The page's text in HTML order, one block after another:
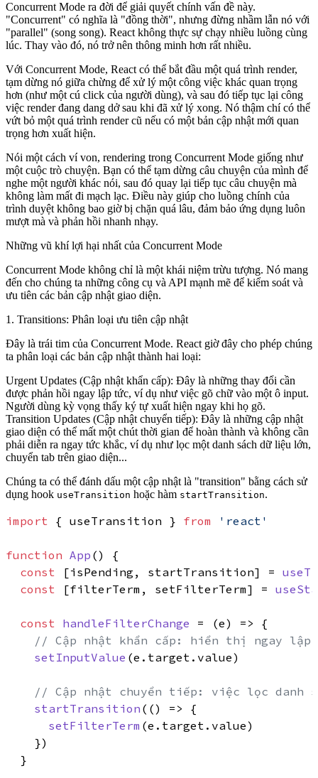
Concurrent Mode ra đời để giải quyết chính vấn đề này.
"Concurrent" có nghĩa là "đồng thời", nhưng đừng nhầm lẫn nó với
"parallel" (song song). React không thực sự chạy nhiều luồng cùng
lúc. Thay vào đó, nó trở nên thông minh hơn rất nhiều.
Với Concurrent Mode, React có thể bắt đầu một quá trình render,
tạm dừng nó giữa chừng để xử lý một công việc khác quan trọng
hơn (như một cú click của người dùng), và sau đó tiếp tục lại công
việc render đang dang dởsau khi đã xử lý xong. Nó thậm chí có thể
vứt bỏ một quá trình render cũ nếu có một bản cập nhật mới quan
trọng hơn xuất hiện.
Nói một cách ví von, rendering trong Concurrent Mode giống như
một cuộc trò chuyện. Bạn có thể tạm dừng câu chuyện của mình để
nghe một người khác nói, sau đó quay lại tiếp tục câu chuyện mà
không làm mất đi mạch lạc. Điều này giúp cho luồng chính của
trình duyệt không bao giờ bị chặn quá lâu, đảm bảo ứng dụng luôn
mượt mà và phản hồi nhanh nhạy.
Những vũ khí lợi hại nhất của Concurrent Mode
Concurrent Mode không chỉ là một khái niệm trừu tượng. Nó mang
đến cho chúng ta những công cụ và API mạnh mẽ để kiểm soát và
ưu tiên các bản cập nhật giao diện.
1. Transitions: Phân loại ưu tiên cập nhật
Đây là trái tim của Concurrent Mode. React giờ đây cho phép chúng
ta phân loại các bản cập nhật thành hai loại:
Urgent Updates (Cập nhật khẩn cấp): Đây là những thay đổi cần
được phản hồi ngay lập tức, ví dụ như việc gõ chữ vào một ô input.
Người dùng kỳ vọng thấy ký tự xuất hiện ngay khi họ gõ.
Transition Updates (Cập nhật chuyển tiếp): Đây là những cập nhật
giao diện có thể mất một chút thời gian để hoàn thành và không cần
phải diễn ra ngay tức khắc, ví dụ như lọc một danh sách dữ liệu lớn,
chuyển tab trên giao diện...
Chúng ta có thể đánh dấu một cập nhật là "transition" bằng cách sử
dụng hook useTransition hoặc hàm startTransition.
import { useTransition } from 'react'
function App () {
const [isPending, startTransition] =
const [filterTerm, setFilterTerm] =
const handleFilterChange = (e) => {
// Cập nhật khẩn cấp: hiển thị ngay
setInputValue (e. target . value)
// Cập nhật chuyển tiếp: việc lọc danh
startTransition ( () => {
setFilterTerm (e. target . value)
    })
  }